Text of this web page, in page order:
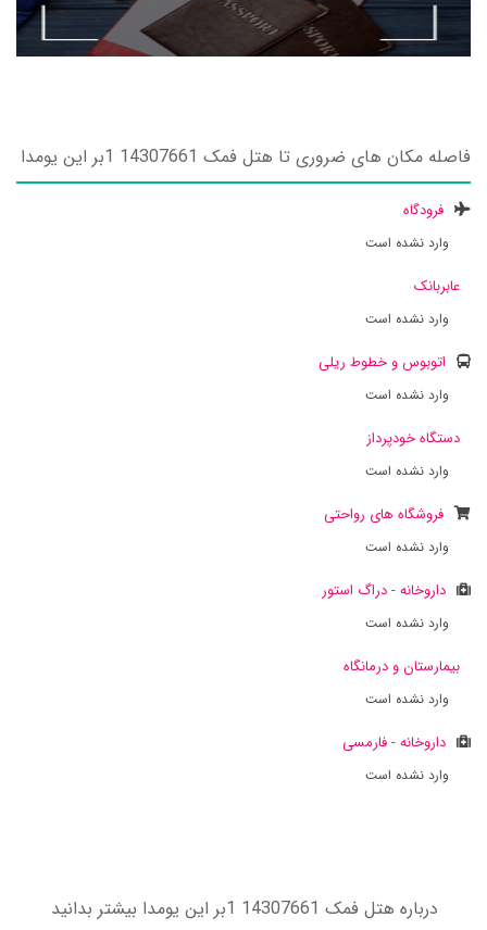
فاصله مکان های ضروری تا هتل فمک 14307661 1بر این یومدا
فرودگاه
وارد نشده است
عابربانک
وارد نشده است
اتوبوس و خطوط ریلی
وارد نشده است
دستگاه خودپرداز
وارد نشده است
فروشگاه های رواحتی
وارد نشده است
داروخانه - دراگ استور
وارد نشده است
بیمارستان و درمانگاه
وارد نشده است
داروخانه - فارمسی
وارد نشده است
درباره هتل فمک 14307661 1بر این یومدا بیشتر بدانید